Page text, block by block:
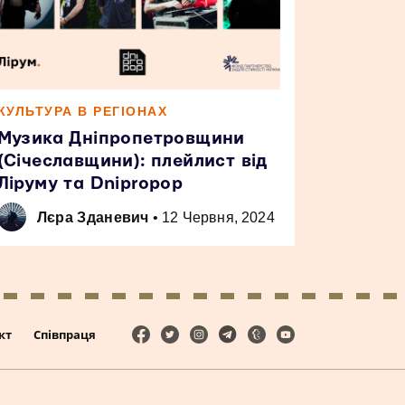
В РЕГІОНАХ
Дніпропетровщини
плейлист від
та Dnipropop
Лєра Зданевич • 12 Червня, 2024
Співпраця